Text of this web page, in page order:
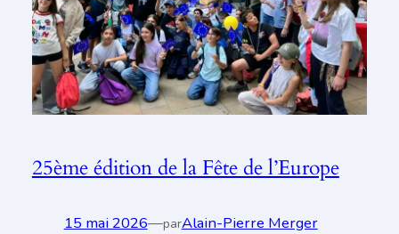
25ème édition de la Fête de l’Europe
15 mai 2026—parAlain-Pierre Merger